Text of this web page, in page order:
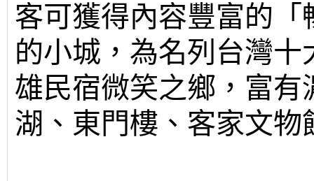
客可獲得內容豐富的
的小城，為名列台灣
雄民宿微笑之鄉，富有
湖、東門樓、客家文